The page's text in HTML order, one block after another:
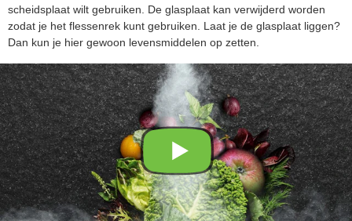
scheidsplaat wilt gebruiken. De glasplaat kan verwijderd worden
zodat je het flessenrek kunt gebruiken. Laat je de glasplaat liggen?
Dan kun je hier gewoon levensmiddelen op zetten.